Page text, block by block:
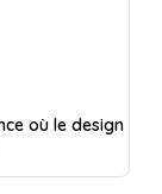
où le design